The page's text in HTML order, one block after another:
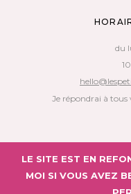
du
Je répondrai à tous
Copyright 2018 –